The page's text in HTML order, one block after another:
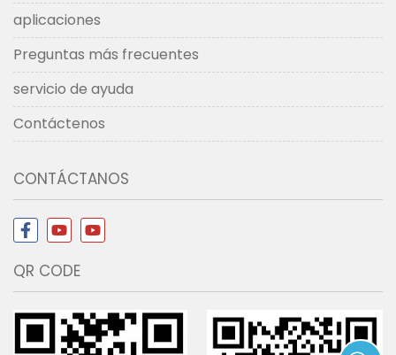
aplicaciones
Preguntas más frecuentes
servicio de ayuda
Contáctenos
CONTÁCTANOS
QR CODE